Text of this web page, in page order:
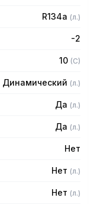
R134a (л.)
-2
10 (C)
Динамический (л.)
Да (л.)
Да (л.)
Нет
Нет (л.)
Нет (л.)